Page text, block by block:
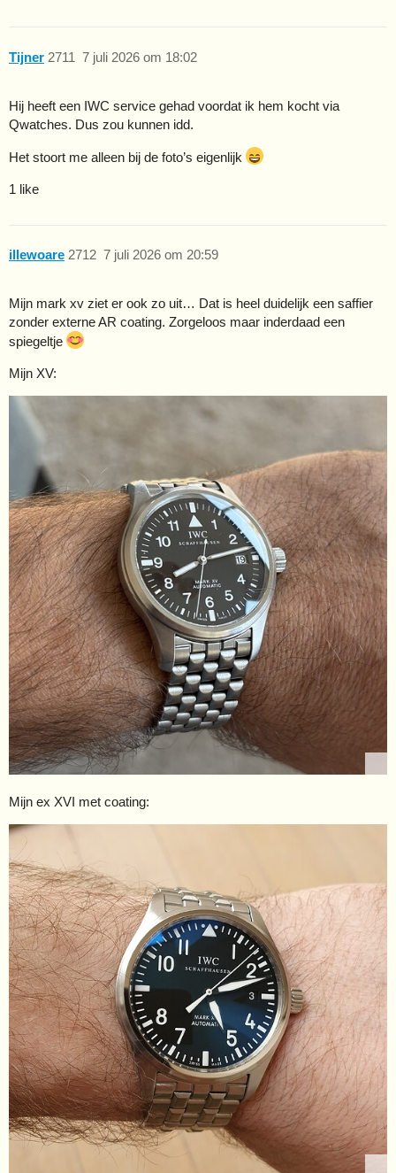
Tijner 7 juli 2026 om 18:02
2711
Hij heeft een IWC service gehad voordat ik hem kocht via
Qwatches. Dus zou kunnen idd.
Het stoort me alleen bij de foto’s eigenlijk
1 like
illewoare 7 juli 2026 om 20:59
2712
Mijn mark xv ziet er ook zo uit… Dat is heel duidelijk een saffier
zonder externe AR coating. Zorgeloos maar inderdaad een
spiegeltje
Mijn XV:
Mijn ex XVI met coating: